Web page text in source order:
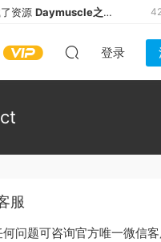
登录
资源 Daymuscle之
）（10.2GB）
了资源Daymuscle之
）（10.87GB）
了本站
）（12.4GB）
资源Daymuscle之
）（7.51GB）
资源
01）（6.23GB）
资源Daymuscle之
服
问题可咨询官方唯一微信客